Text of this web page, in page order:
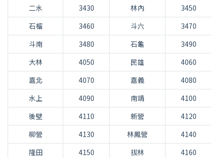
二水
3430 林內
3450
石榴
3460 斗六
3470
斗南
3480 石龜
3490
大林
4050 民雄
4060
嘉北
4070 嘉義
4080
水上
4090 南靖
4100
後壁
4110 新營
4120
柳營
4130 林鳳營
4140
隆田
4150 拔林
4160